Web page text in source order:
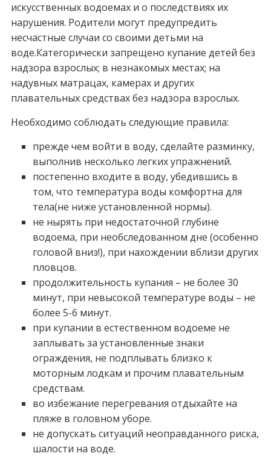
искусственных водоемах и о последствиях их
нарушения. Родители могут предупредить
несчастные случаи со своими детьми на
воде.Категорически запрещено купание детей без
надзора взрослых; в незнакомых местах; на
надувных матрацах, камерах и других
плавательных средствах без надзора взрослых.
Необходимо соблюдать следующие правила:
прежде чем войти в воду, сделайте разминку,
выполнив несколько легких упражнений.
постепенно входите в воду, убедившись в
том, что температура воды комфортна для
тела(не ниже установленной нормы).
не нырять при недостаточной глубине
водоема, при необследованном дне (особенно
головой вниз!), при нахождении вблизи других
пловцов.
продолжительность купания – не более 30
минут, при невысокой температуре воды – не
более 5-6 минут.
при купании в естественном водоеме не
заплывать за установленные знаки
ограждения, не подплывать близко к
моторным лодкам и прочим плавательным
средствам.
во избежание перегревания отдыхайте на
пляже в головном уборе.
не допускать ситуаций неоправданного риска,
шалости на воде.